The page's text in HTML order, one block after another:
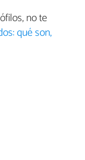
no te
qué son,